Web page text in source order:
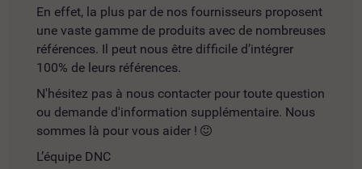
En effet, la plus par de nos fournisseurs proposent
une vaste gamme de produits avec de nombreuses
références. Il peut nous être difficile d’intégrer
100% de leurs références.
N'hésitez pas à nous contacter pour toute question
ou demande d'information supplémentaire. Nous
sommes là pour vous aider !
L’équipe DNC